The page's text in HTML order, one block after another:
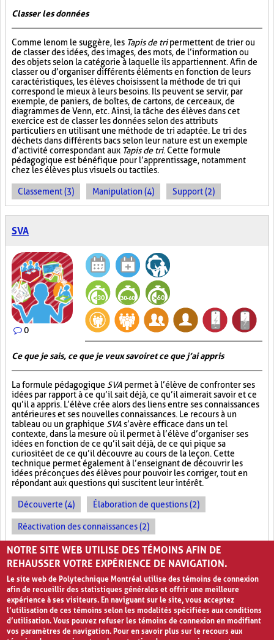
Classer les données
Comme le nom le suggère, les Tapis de tripermettent de trier ou
de classer des idées, des images, des mots, de l’information ou
des objets selon la catégorie à laquelle ils appartiennent. Afin de
classer ou d’organiser différents éléments en fonction de leurs
caractéristiques, les élèves choisissent la méthode de tri qui
correspond le mieux à leurs besoins. Ils peuvent se servir, par
exemple, de paniers, de boîtes, de cartons, de cerceaux, de
diagrammes de Venn, etc. Ainsi, la tâche des élèves dans cet
exercice est de classer les données selon des attributs
particuliers en utilisant une méthode de tri adaptée. Le tri des
déchets dans différents bacs selon leur nature est un exemple
d’activité correspondant aux Tapis de tri. Cette formule
pédagogique est bénéfique pour l’apprentissage, notamment
chez les élèves plus visuels ou tactiles.
Classement (3) Manipulation (4) Support (2)
SVA
0
Ce que je sais, ce que je veux savoir et ce que j’ai appris
La formule pédagogique SVA permet à l’élève de confronter ses
idées par rapport à ce qu’il sait déjà, ce qu’il aimerait savoir et ce
qu’il a appris. L’élève crée alors des liens entre ses connaissances
antérieures et ses nouvelles connaissances. Le recours à un
tableau ou un graphique SVA s’avère efficace dans un tel
contexte, dans la mesure où il permet à l’élève d’organiser ses
idées en fonction de ce qu’il sait déjà, de ce qui pique sa
curiosité et de ce qu’il découvre au cours de la leçon. Cette
technique permet également à l’enseignant de découvrir les
idées préconçues des élèves pour pouvoir les corriger, tout en
répondant aux questions qui suscitent leur intérêt.
Découverte (4) Élaboration de questions (2)
Réactivation des connaissances (2)
Évolution des apprentissages (2)
NOTRE SITE WEB UTILISE DES TÉMOINS AFIN DE
REHAUSSER VOTRE EXPÉRIENCE DE NAVIGATION.
Le site web de Polytechnique Montréal utilise des témoins de connexion
afin de recueillir des statistiques générales et offrir une meilleure
expérience à ses visiteurs. En naviguant sur le site, vous acceptez
l’utilisation de ces témoins selon les modalités spécifiées aux conditions
d’utilisation. Vous pouvez refuser les témoins de connexion en modifiant
vos paramètres de navigation. Pour en savoir plus sur le recours aux